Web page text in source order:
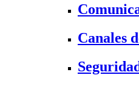
Canales